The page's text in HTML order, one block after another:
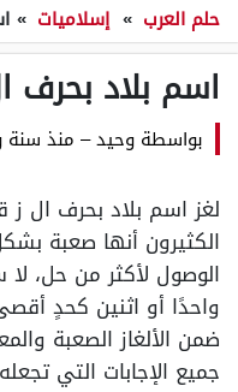
حلم العرب » إسلاميات »
اسم بلاد بحرف
بواسطة وحيد– منذ سنة
لغز اسم بلاد بحرف ال ز
الكثيرون أنها صعبة
الوصول لأكثر من حل،
واحدًا أو اثنين كحدٍ
ضمن الألغاز الصعبة
جميع الإجابات التي